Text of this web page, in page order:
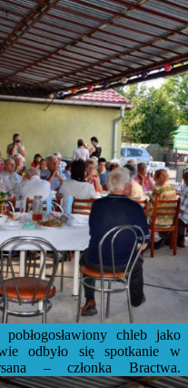
chleb jako
odbyło się spotkanie w
– członka Bractwa.